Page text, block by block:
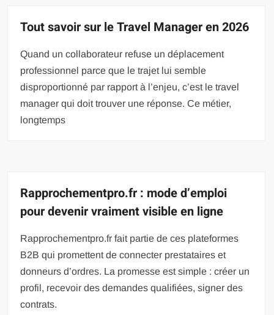
Tout savoir sur le Travel Manager en 2026
Quand un collaborateur refuse un déplacement
professionnel parce que le trajet lui semble
disproportionné par rapport à l’enjeu, c’est le travel
manager qui doit trouver une réponse. Ce métier,
longtemps
Rapprochementpro.fr : mode d’emploi
pour devenir vraiment visible en ligne
Rapprochementpro.fr fait partie de ces plateformes
B2B qui promettent de connecter prestataires et
donneurs d’ordres. La promesse est simple : créer un
profil, recevoir des demandes qualifiées, signer des
contrats.